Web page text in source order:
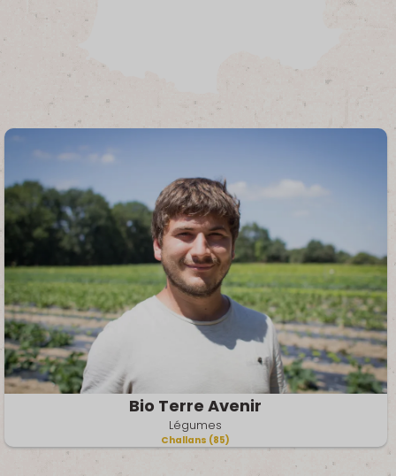
Bio Terre Avenir
Légumes
Challans (85)